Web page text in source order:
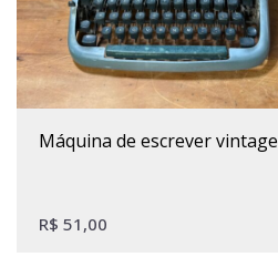
máquina de escrever vintage
R$ 51,00